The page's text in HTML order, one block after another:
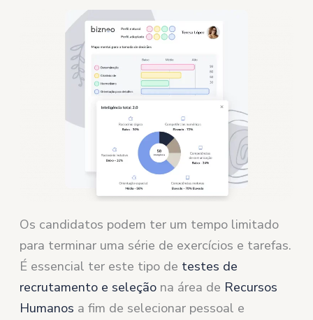
Os candidatos podem ter um tempo limitado
para terminar uma série de exercícios e tarefas.
É essencial ter este tipo de testes de
recrutamento e seleção na área de Recursos
Humanos a fim de selecionar pessoal e